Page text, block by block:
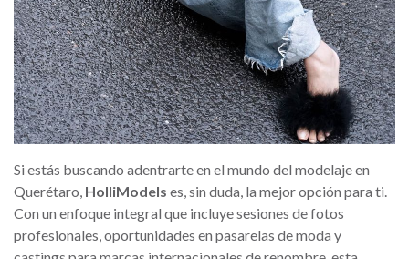
Si estás buscando adentrarte en el mundo del modelaje en
Querétaro, HolliModels es, sin duda, la mejor opción para ti.
Con un enfoque integral que incluye sesiones de fotos
profesionales, oportunidades en pasarelas de moda y